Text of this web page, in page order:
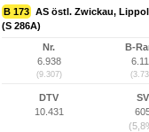
B 173 AS östl. Zwickau,
(S 286A)
Nr.
6.938
(9.307)
B-
DTV
10.431
SV